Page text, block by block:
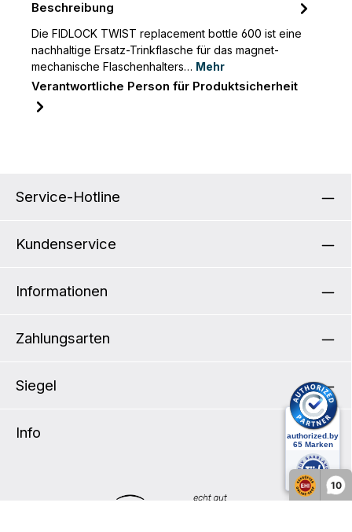
10
Beschreibung
Die FIDLOCK TWIST replacement bottle 600 ist eine
nachhaltige Ersatz-Trinkflasche für das magnet-
mechanische Flaschenhalters… Mehr
Verantwortliche Person für Produktsicherheit
Service-Hotline
Kundenservice
Informationen
Zahlungsarten
Siegel
Info